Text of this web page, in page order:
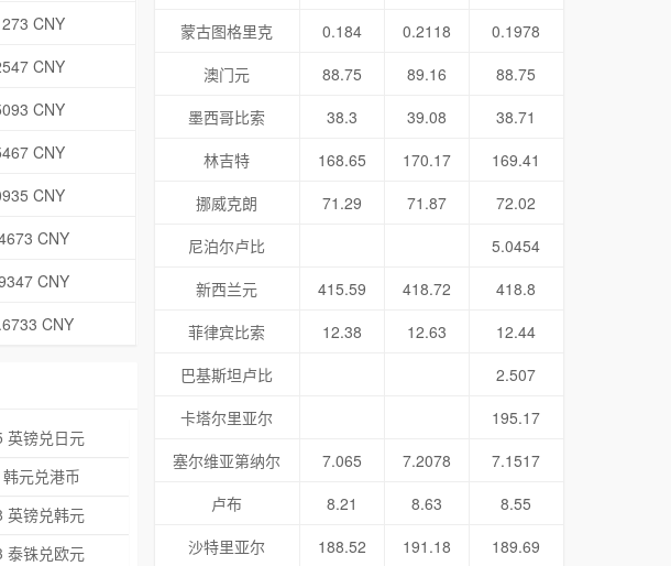
CNY
CNY
CNY
CNY
CNY
CNY
CNY
CNY
英镑兑日元
元兑港币
英镑兑韩元
泰铢兑欧元
蒙古图格里克
0.184 0.2118
0.1978
澳门元
88.75 89.16
88.75
墨西哥比索
38.3 39.08
38.71
林吉特
168.65 170.17
169.41
挪威克朗
71.29 71.87
72.02
尼泊尔卢比
5.0454
新西兰元
415.59 418.72
418.8
菲律宾比索
12.38 12.63
12.44
巴基斯坦卢比
2.507
卡塔尔里亚尔
195.17
塞尔维亚第纳尔
7.065 7.2078
7.1517
卢布
8.21 8.63
8.55
沙特里亚尔
188.52 191.18
189.69